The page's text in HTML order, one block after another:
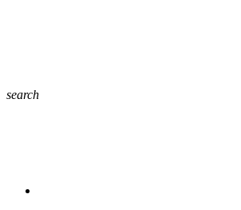
search